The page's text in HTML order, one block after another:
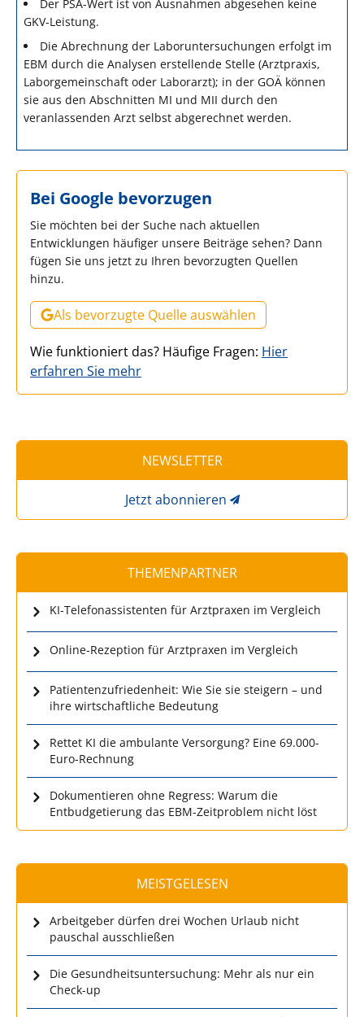
Der PSA-Wert ist von Ausnahmen abgesehen keine
GKV-Leistung.
Die Abrechnung der Laboruntersuchungen erfolgt im
EBM durch die Analysen erstellende Stelle (Arztpraxis,
Laborgemeinschaft oder Laborarzt); in der GOÄ können
sie aus den Abschnitten MI und MII durch den
veranlassenden Arzt selbst abgerechnet werden.
Bei Google bevorzugen
Sie möchten bei der Suche nach aktuellen
Entwicklungen häufiger unsere Beiträge sehen? Dann
fügen Sie uns jetzt zu Ihren bevorzugten Quellen
hinzu.
Als bevorzugte Quelle auswählen
Wie funktioniert das? Häufige Fragen: Hier
erfahren Sie mehr
NEWSLETTER
Jetzt abonnieren
THEMENPARTNER
KI-Telefonassistenten für Arztpraxen im Vergleich
Online-Rezeption für Arztpraxen im Vergleich
Patientenzufriedenheit: Wie Sie sie steigern – und
ihre wirtschaftliche Bedeutung
Rettet KI die ambulante Versorgung? Eine 69.000-
Euro-Rechnung
Dokumentieren ohne Regress: Warum die
Entbudgetierung das EBM-Zeitproblem nicht löst
MEISTGELESEN
Arbeitgeber dürfen drei Wochen Urlaub nicht
pauschal ausschließen
Die Gesundheitsuntersuchung: Mehr als nur ein
Check-up